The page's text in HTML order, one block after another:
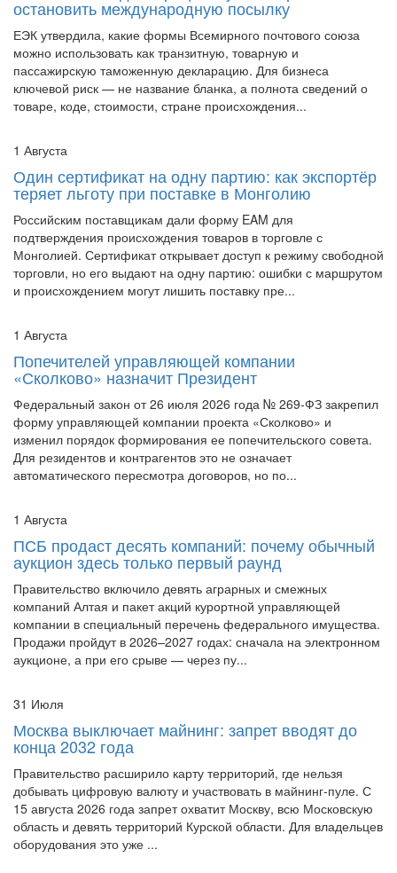
можно использовать как транзитную, товарную и
пассажирскую таможенную декларацию. Для бизнеса
ключевой риск — не название бланка, а полнота сведений о
товаре, коде, стоимости, стране происхождения...
1 Августа
теряет льготу при поставке в Монголию
Российским поставщикам дали форму EAM для
подтверждения происхождения товаров в торговле с
Монголией. Сертификат открывает доступ к режиму свободной
торговли, но его выдают на одну партию: ошибки с маршрутом
и происхождением могут лишить поставку пре...
1 Августа
«Сколково» назначит Президент
Федеральный закон от 26 июля 2026 года № 269-ФЗ закрепил
форму управляющей компании проекта «Сколково» и
изменил порядок формирования ее попечительского совета.
Для резидентов и контрагентов это не означает
автоматического пересмотра договоров, но по...
1 Августа
аукцион здесь только первый раунд
Правительство включило девять аграрных и смежных
компаний Алтая и пакет акций курортной управляющей
компании в специальный перечень федерального имущества.
Продажи пройдут в 2026–2027 годах: сначала на электронном
аукционе, а при его срыве — через пу...
31 Июля
конца 2032 года
Правительство расширило карту территорий, где нельзя
добывать цифровую валюту и участвовать в майнинг-пуле. С
15 августа 2026 года запрет охватит Москву, всю Московскую
область и девять территорий Курской области. Для владельцев
оборудования это уже ...
31 Июля